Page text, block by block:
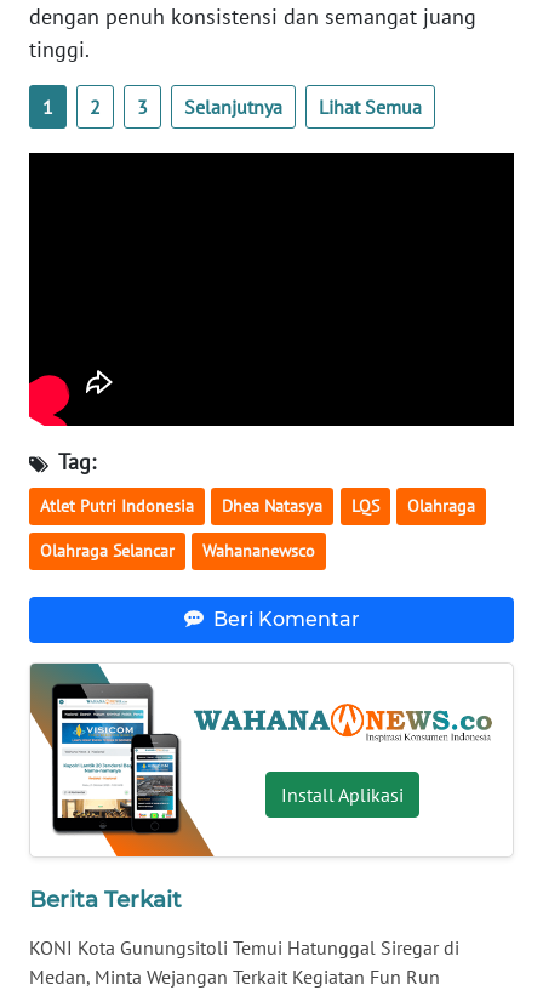
dengan penuh konsistensi dan semangat juang
tinggi.
1 2 3 Selanjutnya Lihat Semua
Tag:
Atlet Putri Indonesia Dhea Natasya LQS Olahraga
Olahraga Selancar Wahananewsco
Beri Komentar
Install Aplikasi
Berita Terkait
KONI Kota Gunungsitoli Temui Hatunggal Siregar di
Medan, Minta Wejangan Terkait Kegiatan Fun Run
WN
JAMBI
WN
SULTRA
WN
SULBAR
WN
BABEL
WN
SUMBAR
WN
SUMSEL
WN
BENGKULU
WN
JATENG